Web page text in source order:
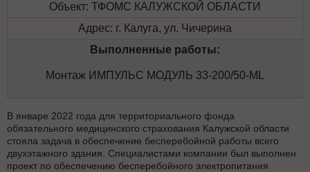
Объект: ТФОМС КАЛУЖСКОЙ ОБЛАСТИ
Адрес: г. Калуга, ул. Чичерина
Выполненные работы:
Монтаж ИМПУЛЬС МОДУЛЬ 33-200/50-ML
В январе 2022 года для территориального фонда
обязательного медицинского страхования Калужской области
стояла задача в обеспечение бесперебойной работы всего
двухэтажного здания. Специалистами компании был выполнен
проект по обеспечению бесперебойного электропитания